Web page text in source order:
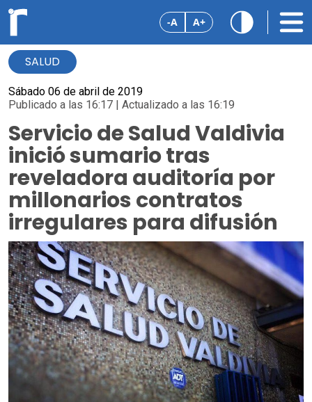
-A A+
SALUD
Sábado 06 de abril de 2019
Publicado a las 16:17 | Actualizado a las 16:19
Servicio de Salud Valdivia
inició sumario tras
reveladora auditoría por
millonarios contratos
irregulares para difusión